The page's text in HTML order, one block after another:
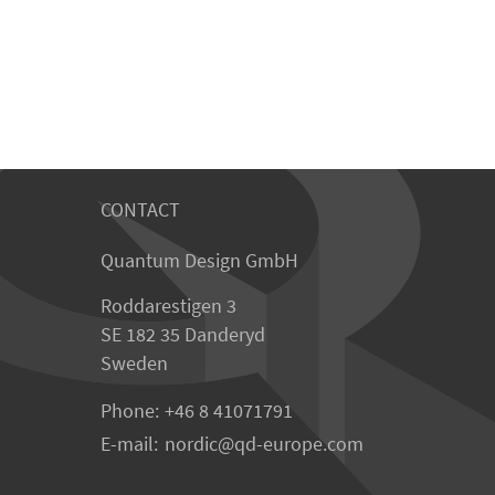
CONTACT
Quantum Design GmbH
Roddarestigen 3
SE 182 35 Danderyd
Sweden
Phone: +46 8 41071791
E-mail: nordic qd-europe.com